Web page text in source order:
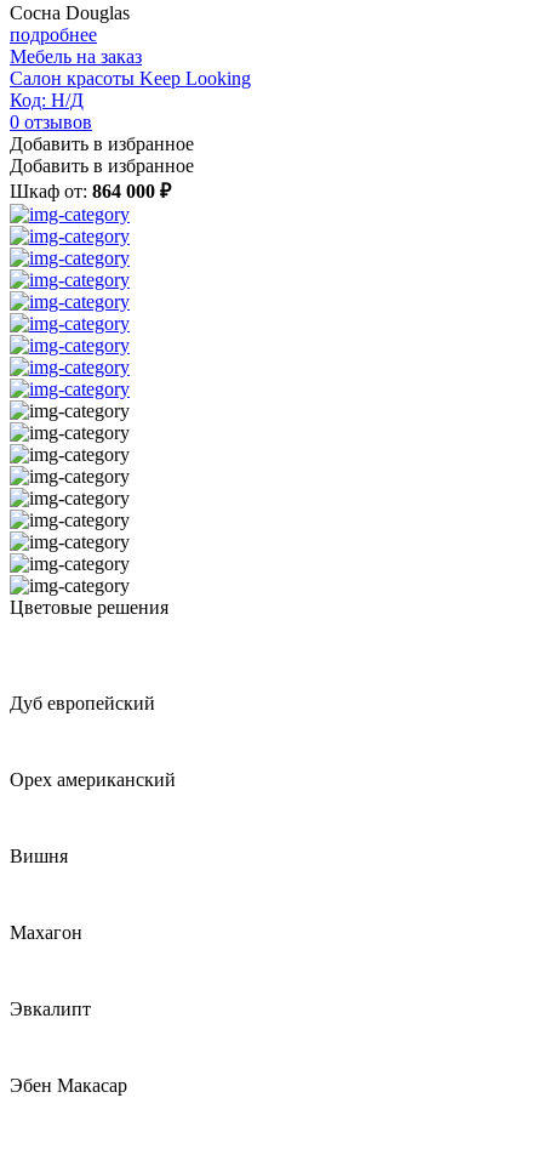
Сосна Douglas
подробнее
Мебель на заказ
Салон красоты Keep Looking
Код: Н/Д
0 отзывов
Добавить в избранное
Добавить в избранное
Шкаф от: 864 000 ₽
Цветовые решения
Дуб европейский
Орех американский
Вишня
Махагон
Эвкалипт
Эбен Макасар